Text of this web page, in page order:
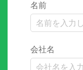
名前
会社名